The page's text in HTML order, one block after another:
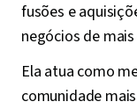
fusões e
negócios de
Ela atua como
comunidade